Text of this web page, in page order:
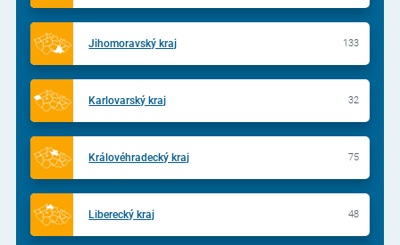
Jihomoravský kraj 133
Karlovarský kraj 32
Královéhradecký kraj 75
Liberecký kraj 48